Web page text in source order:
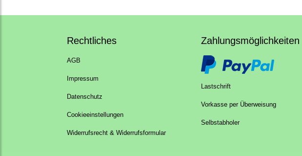
Rechtliches
AGB
Impressum
Datenschutz
Cookieeinstellungen
Widerrufsrecht & Widerrufsformular
Zahlungsmöglichkeiten
Lastschrift
Vorkasse per Überweisung
Selbstabholer